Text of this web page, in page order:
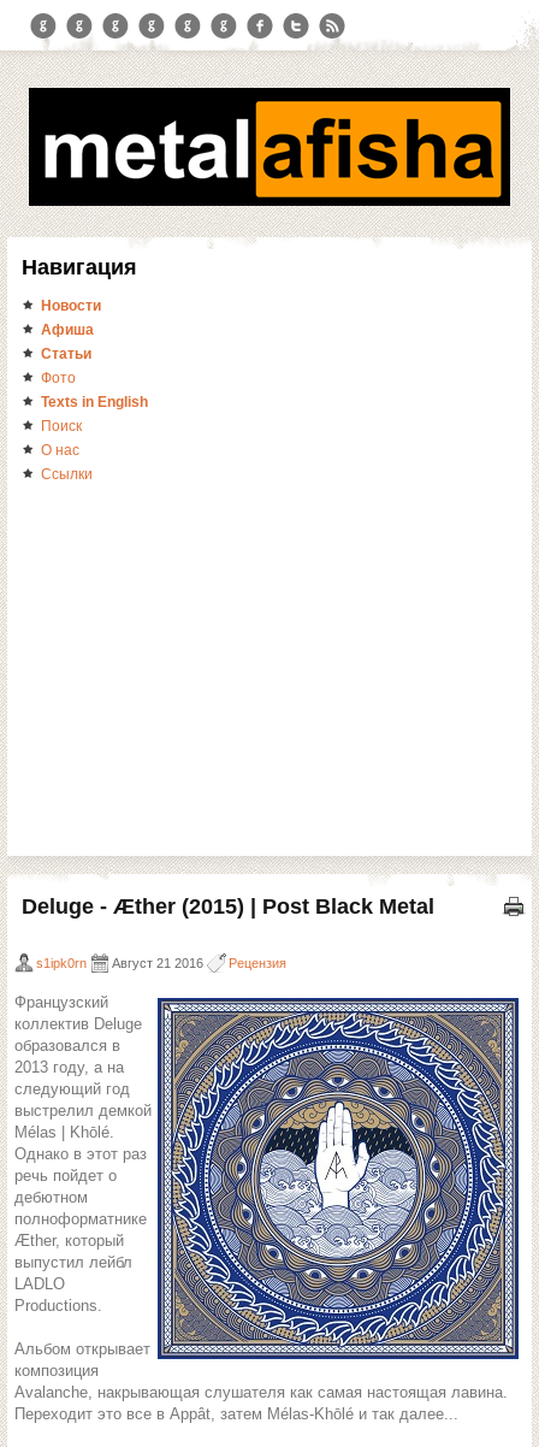
Навигация
Новости
Афиша
Статьи
Фото
Texts in English
Поиск
О нас
Ссылки
Deluge - Æther (2015) | Post Black Metal
s1ipk0rn Август 21 2016 Рецензия
Французский
коллектив Deluge
образовался в
2013 году, а на
следующий год
выстрелил демкой
Mélas | Khōlé.
Однако в этот раз
речь пойдет о
дебютном
полноформатнике
Æther, который
выпустил лейбл
LADLO
Productions.
Альбом открывает
композиция
Avalanche, накрывающая слушателя как самая настоящая лавина.
Переходит это все в Appât, затем Mélas-Khōlé и так далее...